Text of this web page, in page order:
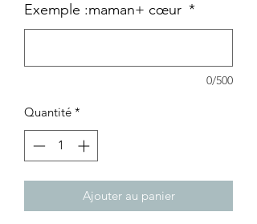
Exemple :maman+ cœur *
0/500
Quantité *
Ajouter au panier